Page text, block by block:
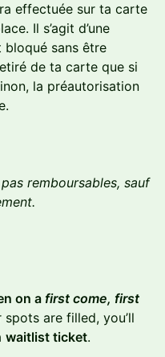
effectuée sur ta carte
Il s’agit d’une
sans être
de ta carte que si
la préautorisation
remboursables, sauf
on afirst come, first
spots are filled, you’ll
waitlist ticket.